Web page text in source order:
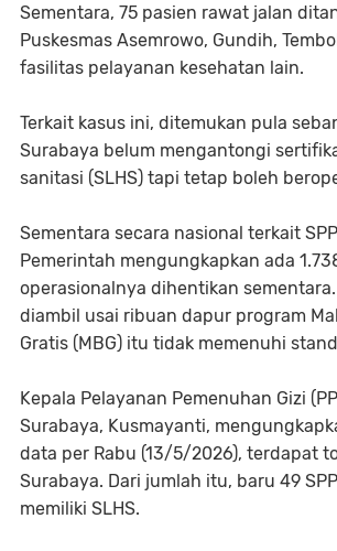
Sementara, 75 pasien rawat jalan
Puskesmas Asemrowo, Gundih,
fasilitas pelayanan kesehatan lain.
Terkait kasus ini, ditemukan pula
Surabaya belum mengantongi
sanitasi (SLHS) tapi tetap boleh
Sementara secara nasional terkait
Pemerintah mengungkapkan ada
operasionalnya dihentikan
diambil usai ribuan dapur program
Gratis (MBG) itu tidak memenuhi
Kepala Pelayanan Pemenuhan Gizi
Surabaya, Kusmayanti,
data per Rabu (13/5/2026), terdapat
Surabaya. Dari jumlah itu, baru 49
memiliki SLHS.